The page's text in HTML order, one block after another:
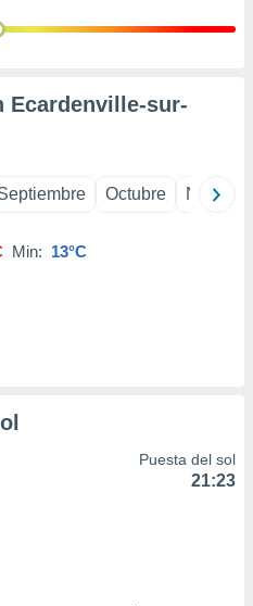
Ecardenville-sur-
Octubre
Min: 13°C
Puesta del sol
21:23